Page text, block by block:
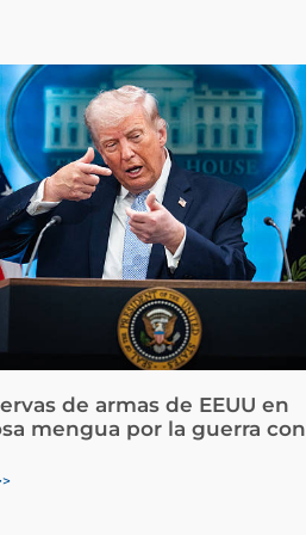
de armas de EEUU en
mengua por la guerra con